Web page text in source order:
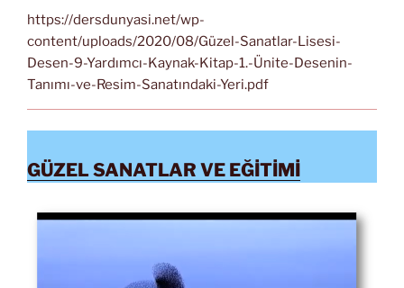
https://dersdunyasi.net/wp-
content/uploads/2020/08/Güzel-Sanatlar-Lisesi-
Desen-9-Yardımcı-Kaynak-Kitap-1.-Ünite-Desenin-
Tanımı-ve-Resim-Sanatındaki-Yeri.pdf
GÜZEL SANATLAR VE EĞİTİMİ